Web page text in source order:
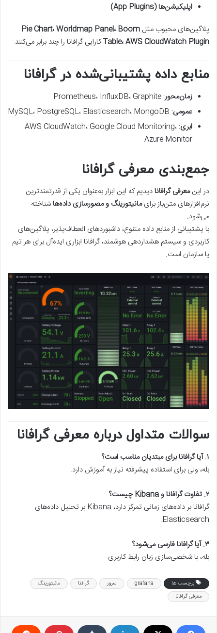
اپلیکیشن‌ها (App Plugins)
پلاگین‌های محبوب مثل Pie Chart، Worldmap Panel، Boom
Table، AWS CloudWatch Pluginکارایی گرافانا را چند برابر می‌کنند.
منابع داده پشتیبانی‌شده در گرافانا
زمان‌محور: Prometheus، InfluxDB، Graphite
عمومی: MySQL، PostgreSQL، Elasticsearch، MongoDB
ابری : AWS CloudWatch، Google Cloud Monitoring،
Azure Monitor
جمع‌بندی معرفی گرافانا
در اینمعرفی گرافانادیدیم که این ابزار به‌عنوان یکی از قدرتمندترین
نرم‌افزارهای متن‌باز برایمانیتورینگ و مصورسازی داده‌هاشناخته
می‌شود.
با پشتیبانی از منابع داده متنوع، داشبوردهای انعطاف‌پذیر، پلاگین‌های
کاربردی و سیستم هشداردهی هوشمند، گرافانا ابزاری ایده‌آل برای هر تیم
یا سازمان است.
سوالات متداول درباره معرفی گرافانا
۱. آیا گرافانا برای مبتدیان مناسب است؟
بله، ولی برای استفاده پیشرفته نیاز به آموزش دارد.
۲. تفاوت گرافانا و Kibana چیست؟
گرافانا بر داده‌های زمانی تمرکز دارد، Kibana بر تحلیل داده‌های
Elasticsearch.
۳. آیا گرافانا فارسی می‌شود؟
بله، با شخصی‌سازی زبان رابط کاربری.
برچسب ها grafana سرور گرافنا
مانیتورینگ
معرفی گرافانا